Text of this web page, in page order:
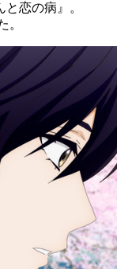
恋の病』。
。